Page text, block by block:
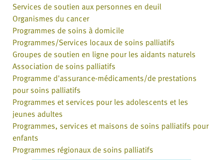
Services de soutien aux personnes en deuil
Organismes du cancer
Programmes de soins à domicile
Programmes/Services locaux de soins palliatifs
Groupes de soutien en ligne pour les aidants naturels
Association de soins palliatifs
Programme d'assurance-médicaments/de prestations
pour soins palliatifs
Programmes et services pour les adolescents et les
jeunes adultes
Programmes, services et maisons de soins palliatifs pour
enfants
Programmes régionaux de soins palliatifs